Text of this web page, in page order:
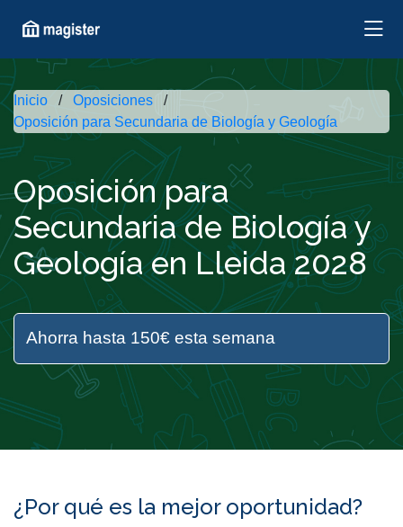
Inicio
Oposiciones
Oposición para Secundaria de Biología y Geología
Oposición para
Secundaria de Biología y
Geología en Lleida 2028
Ahorra hasta 150€ esta semana
¿Por qué es la mejor oportunidad?